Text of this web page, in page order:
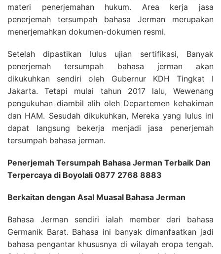
materi penerjemahan hukum. Area kerja jasa
penerjemah tersumpah bahasa Jerman merupakan
menerjemahkan dokumen-dokumen resmi.
Setelah dipastikan lulus ujian sertifikasi, Banyak
penerjemah tersumpah bahasa jerman akan
dikukuhkan sendiri oleh Gubernur KDH Tingkat I
Jakarta. Tetapi mulai tahun 2017 lalu, Wewenang
pengukuhan diambil alih oleh Departemen kehakiman
dan HAM. Sesudah dikukuhkan, Mereka yang lulus ini
dapat langsung bekerja menjadi jasa penerjemah
tersumpah bahasa jerman.
Penerjemah Tersumpah Bahasa Jerman Terbaik Dan
Terpercaya di Boyolali 0877 2768 8883
Berkaitan dengan Asal Muasal Bahasa Jerman
Bahasa Jerman sendiri ialah member dari bahasa
Germanik Barat. Bahasa ini banyak dimanfaatkan jadi
bahasa pengantar khususnya di wilayah eropa tengah.